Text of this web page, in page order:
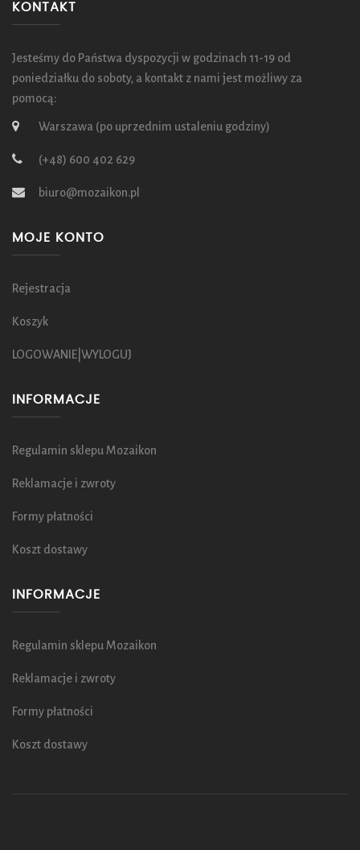
KONTAKT
Jesteśmy do Państwa dyspozycji w godzinach 11-19 od
poniedziałku do soboty, a kontakt z nami jest możliwy za
pomocą:
Warszawa (po uprzednim ustaleniu godziny)
(+48) 600 402 629
biuro@mozaikon.pl
MOJE KONTO
Rejestracja
Koszyk
LOGOWANIE|WYLOGUJ
INFORMACJE
Regulamin sklepu Mozaikon
Reklamacje i zwroty
Formy płatności
Koszt dostawy
INFORMACJE
Regulamin sklepu Mozaikon
Reklamacje i zwroty
Formy płatności
Koszt dostawy